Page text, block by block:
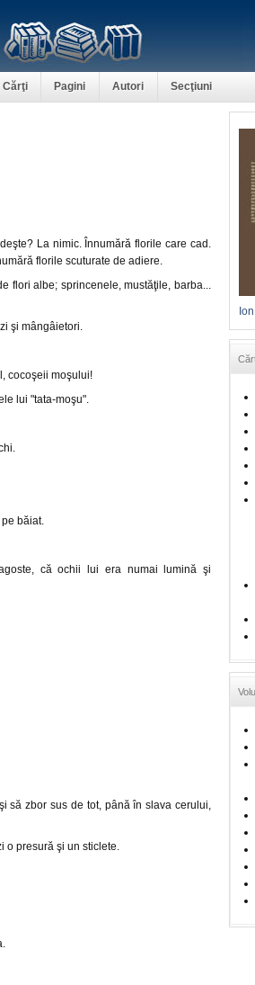
Cărţi Pagini Autori Secţiuni
La nimic. Înnumără florile care cad.
florile scuturate de adiere.
flori albe; sprincenele, mustăţile, barba...
şi mângâietori.
cocoşeii moşului!
lui "tata-moşu".
băiat.
că ochii lui era numai lumină şi
să zbor sus de tot, până în slava cerului,
o presură şi un sticlete.